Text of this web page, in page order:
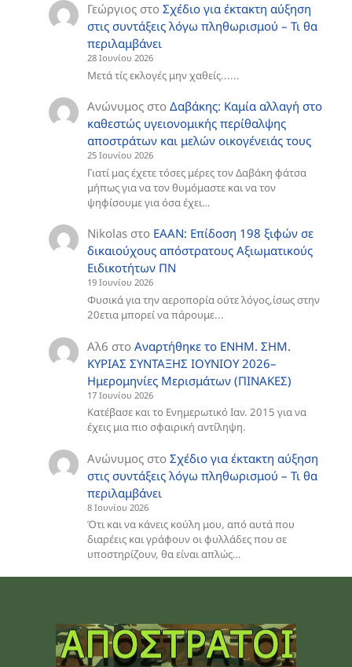
Γεώργιος στοΣχέδιο για έκτακτη αύξηση
στις συντάξεις λόγω πληθωρισμού – Τι θα
περιλαμβάνει
28 Ιουνίου 2026
Μετά τίς εκλογές μην χαθείς......
Ανώνυμος στοΔαβάκης: Καμία αλλαγή στο
καθεστώς υγειονομικής περίθαλψης
αποστράτων και μελών οικογένειάς τους
25 Ιουνίου 2026
Γιατί μας έχετε τόσες μέρες τον Δαβάκη φάτσα
μήπως για να τον θυμόμαστε και να τον
ψηφίσουμε για όσα έχει…
Nikolas στο ΕΑΑΝ: Επίδοση 198 ξιφών σε
δικαιούχους απόστρατους Αξιωματικούς
Ειδικοτήτων ΠΝ
19 Ιουνίου 2026
Φυσικά για την αεροπορία ούτε λόγος,ίσως στην
20ετια μπορεί να πάρουμε...
Αλ6 στοAναρτήθηκε το ENHM. ΣΗΜ.
ΚΥΡΙΑΣ ΣΥΝΤΑΞΗΣ ΙΟΥΝΙΟΥ 2026–
Ημερομηνίες Μερισμάτων (ΠΙΝΑΚΕΣ)
17 Ιουνίου 2026
Κατέβασε και το Ενημερωτικό Ιαν. 2015 για να
έχεις μια πιο σφαιρική αντίληψη.
Ανώνυμος στοΣχέδιο για έκτακτη αύξηση
στις συντάξεις λόγω πληθωρισμού – Τι θα
περιλαμβάνει
8 Ιουνίου 2026
Ότι και να κάνεις κούλη μου, από αυτά που
διαρέεις και γράφουν οι φυλλάδες που σε
υποστηρίζουν, θα είναι απλώς…